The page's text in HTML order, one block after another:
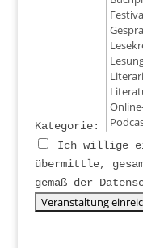
Kategorie:
Ich willige
übermittle,
gemäß der